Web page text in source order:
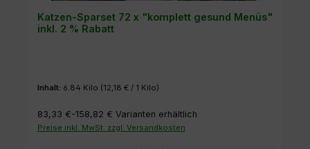
Katzen-Sparset 72 x "komplett gesund Menüs"
inkl. 2 % Rabatt
Inhalt: 6.84 Kilo (12,18 € / 1 Kilo)
83,33 €-158,82 € Varianten erhältlich
Preise inkl. MwSt. zzgl. Versandkosten